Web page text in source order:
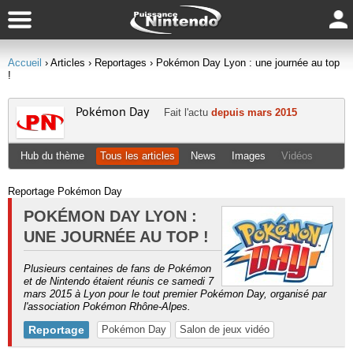
Accueil › Articles › Reportages › Pokémon Day Lyon : une journée au top
!
Pokémon Day Fait l'actu depuis mars 2015
Hub du thème Tous les articles News Images Vidéos
Reportage Pokémon Day
POKÉMON DAY LYON :
UNE JOURNÉE AU TOP !
Plusieurs centaines de fans de Pokémon
et de Nintendo étaient réunis ce samedi 7
mars 2015 à Lyon pour le tout premier Pokémon Day, organisé par
l'association Pokémon Rhône-Alpes.
Reportage Pokémon Day Salon de jeux vidéo